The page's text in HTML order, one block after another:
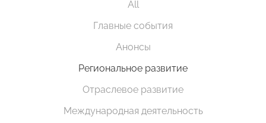
All
Главные события
Анонсы
Региональное развитие
Отраслевое развитие
Международная деятельность